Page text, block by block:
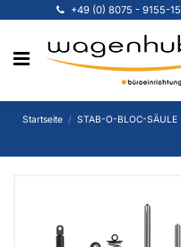
+49 (0) 8075 - 9155-15
Startseite STAB-O-BLOC-SÄULE